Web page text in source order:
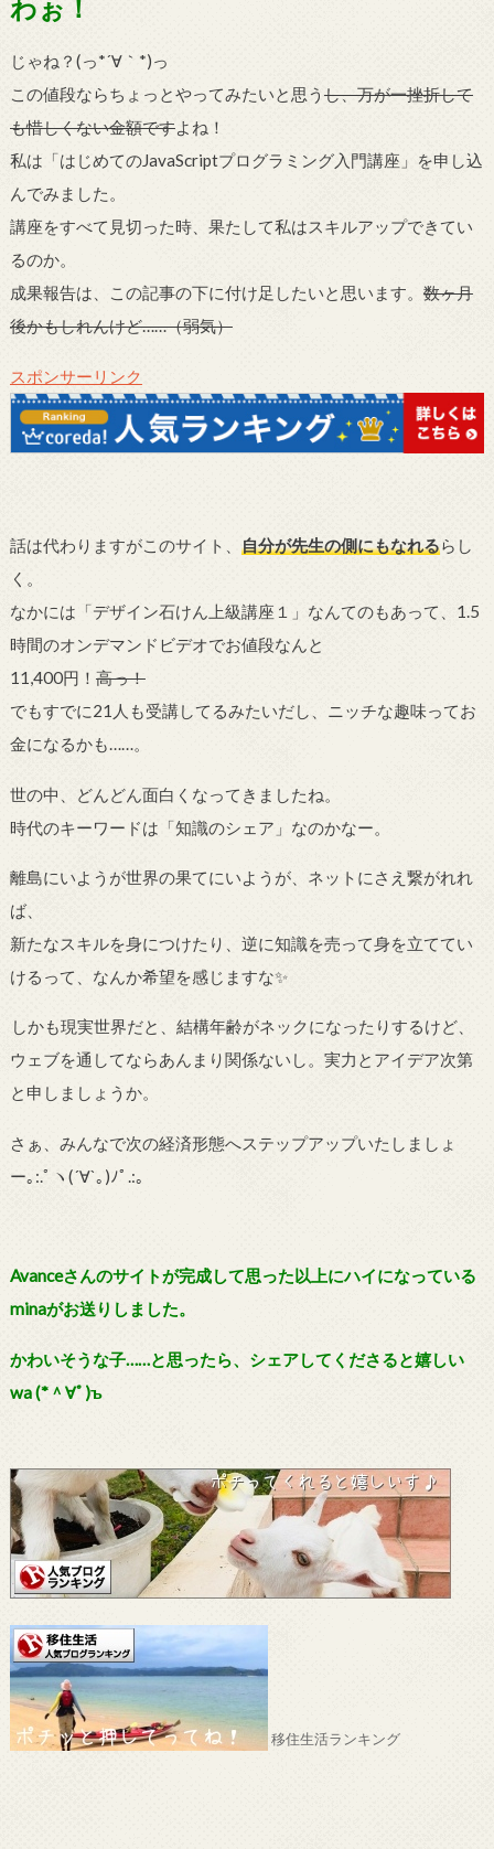
わぉ！
じゃね？(っ*´∀｀ *)っ
この値段ならちょっとやってみたいと思う し、万が一挫折して
も惜しくない金額ですよね！
私は「はじめてのJavaScriptプログラミング入門講座」を申し込
んでみました。
講座をすべて見切った時、果たして私はスキルアップできてい
るのか。
成果報告は、この記事の下に付け足したいと思います。 数ヶ月
後かもしれんけど……（弱気）
スポンサーリンク
話は代わりますがこのサイト、 自分が先生の側にもなれるらし
く。
なかには「デザイン石けん上級講座１」なんてのもあって、1.5
時間のオンデマンドビデオでお値段なんと
11,400円！ 高っ！
でもすでに21人も受講してるみたいだし、ニッチな趣味ってお
金になるかも……。
世の中、どんどん面白くなってきましたね。
時代のキーワードは「知識のシェア」なのかなー。
離島にいようが世界の果てにいようが、ネットにさえ繋がれれ
ば、
新たなスキルを身につけたり、逆に知識を売って身を立ててい
けるって、なんか希望を感じますな✨
しかも現実世界だと、結構年齢がネックになったりするけど、
ウェブを通してならあんまり関係ないし。実力とアイデア次第
と申しましょうか。
さぁ、みんなで次の経済形態へステップアップいたしましょ
ー｡ :. ﾟヽ(´∀`｡)ﾉﾟ .:｡
Avanceさんのサイトが完成して思った以上にハイになっている
minaがお送りしました。
かわいそうな子……と思ったら、シェアしてくださると嬉しい
wa (*＾∀ﾟ)ъ
移住生活ランキング